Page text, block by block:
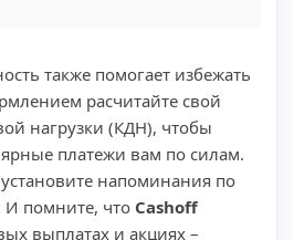
также помогает избежать
расчитайте свой
нагрузки (КДН), чтобы
платежи вам по силам.
напоминания по
И помните, что Cashoff
выплатах и акциях –